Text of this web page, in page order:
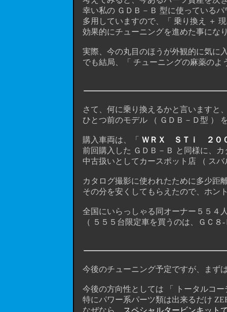
幸い私の ＧＤＢ－Ｂ 型に使っている
多用していますので、「 乗り換え ＋
効果的にチューニングを進めた事にな
実際、今の丸目のほうが外観的に気に
でも結局、「 チューニングの麻薬のよ
さて、何に乗り換えるかと言いますと
ひとつ前のモデル （ ＧＤＢ－Ｄ型 ）
購入車両は、「 ＷＲＸ ＳＴｉ ２０
前回購入した ＧＤＢ－Ｂ と同様に、
中古扱いとしてカースポット店 （ ス
カタログ撮影に使われたために多少距
その分を安くしてもらえたので、ホン
全国にいらっしゃる同オーナー５５４
（ ５５５台限定車を買うのは、ＧＣ
今後のチューニング予定ですが、まず
今後の方向性としては 「 トータルコー
特にパワー系パーツ類は出来るだけ
なぜなら、
スペシャルタービンキット